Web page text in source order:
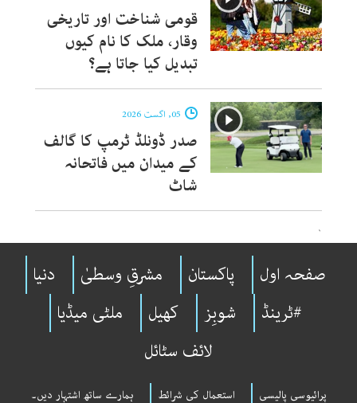
قومی شناخت اور تاریخی
وقار، ملک کا نام کیوں
تبدیل کیا جاتا ہے؟
05, اگست 2026
صدر ڈونلڈ ٹرمپ کا گالف
کے میدان میں فاتحانہ
شاٹ
`
صفحہ اول پاکستان مشرقِ وسطیٰ
دنیا
#ٹرینڈ
شوبِز کھیل
ملٹی میڈیا
لائف سٹائل
پرائیوسی پالیسی استعمال کی شرائط ہمارے ساتھ اشتہار دیں۔